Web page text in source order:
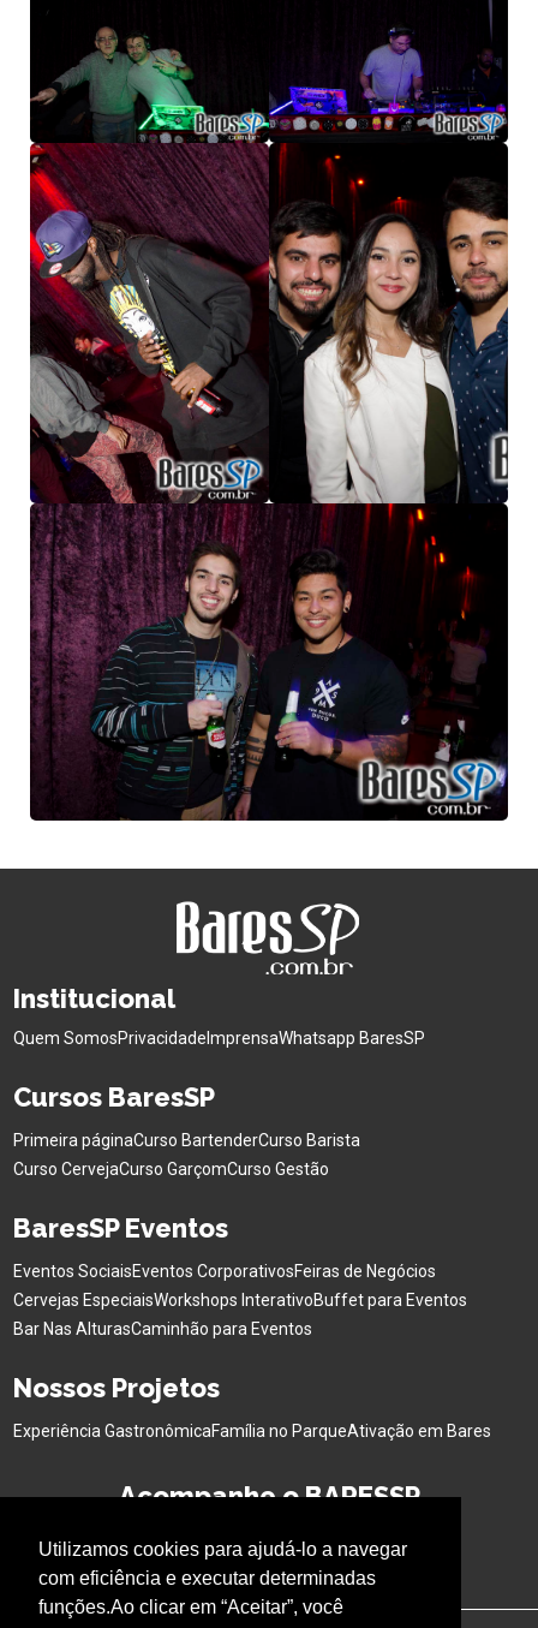
Utilizamos cookies para ajudá-lo a navegar
com eficiência e executar determinadas
funções.Ao clicar em “Aceitar”, você
Institucional
Quem SomosPrivacidade ImprensaWhatsapp BaresSP
Cursos BaresSP
Primeira páginaCurso BartenderCurso Barista
Curso CervejaCurso GarçomCurso Gestão
BaresSP Eventos
Eventos SociaisEventos CorporativosFeiras de Negócios
Cervejas EspeciaisWorkshops InterativoBuffet para Eventos
Bar Nas AlturasCaminhão para Eventos
Nossos Projetos
Experiência GastronômicaFamília no ParqueAtivação em Bares
Acompanhe o BARESSP